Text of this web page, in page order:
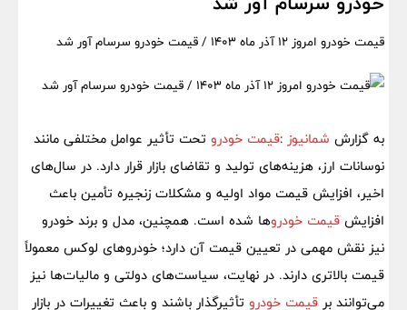
قیمت خودرو امروز 12 آذر ماه 1403 / قیمت خودرو سرسام آور شد
به گزارش شمانیوز :قیمت خودرو تحت تأثیر عوامل مختلفی مانند
نوسانات ارز، هزینه‌های تولید و تقاضای بازار قرار دارد. در سال‌های
اخیر، افزایش قیمت مواد اولیه و مشکلات زنجیره تأمین باعث
افزایش قیمت خودروها شده است. همچنین، مدل و برند خودرو
نیز نقش مهمی در تعیین قیمت آن دارد؛ خودروهای لوکس معمولاً
قیمت بالاتری دارند. در نهایت، سیاست‌های دولتی و مالیات‌ها نیز
می‌توانند بر قیمت خودرو تأثیرگذار باشند و باعث تغییرات در بازار